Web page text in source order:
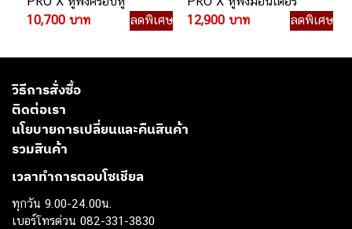
10,700 บาท
ลดพิเศษ
12,900 บาท
ลดพิเศษ
วิธีการสั่งซื้อ
ติดต่อเรา
นโยบายการเปลี่ยนและคืนสินค้า
รวมสินค้า
เวลาทำการตอบโซเชียล
ทุกวัน 9.00-24.00น.
เบอร์โทรด่วน 082-331-3830